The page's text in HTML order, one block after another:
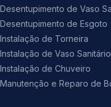
Desentupimento de Vaso
Desentupimento de Esgoto
Instalação de Torneira
Instalação de Vaso Sanitário
Instalação de Chuveiro
Manutenção e Reparo de